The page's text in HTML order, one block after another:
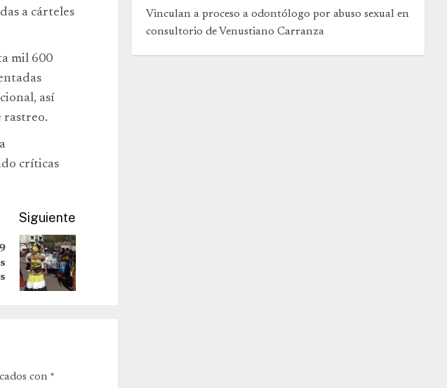
a cárteles
mil 600
así
rastreo.
críticas
Siguiente
con *
Vinculan a proceso a odontólogo por abuso sexual en
consultorio de Venustiano Carranza